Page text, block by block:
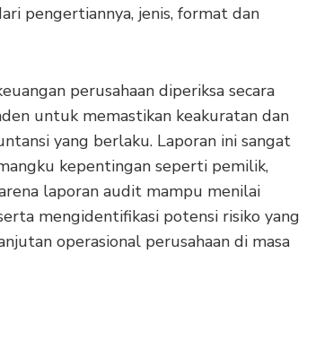
pengertiannya, jenis, format dan
perusahaan diperiksa secara
untuk memastikan keakuratan dan
yang berlaku. Laporan ini sangat
kepentingan seperti pemilik,
laporan audit mampu menilai
mengidentifikasi potensi risiko yang
operasional perusahaan di masa